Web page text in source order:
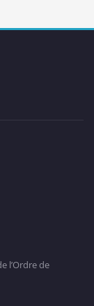
l’Ordre de